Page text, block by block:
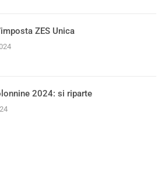
ZES Unica
2024: si riparte